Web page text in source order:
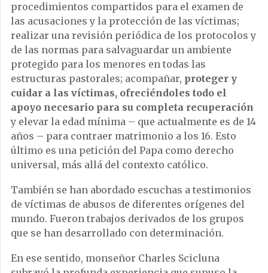
procedimientos compartidos para el examen de
las acusaciones y la protección de las víctimas;
realizar una revisión periódica de los protocolos y
de las normas para salvaguardar un ambiente
protegido para los menores en todas las
estructuras pastorales; acompañar, proteger y
cuidar a las víctimas, ofreciéndoles todo el
apoyo necesario para su completa recuperación
y elevar la edad mínima – que actualmente es de 14
años – para contraer matrimonio a los 16. Esto
último es una petición del Papa como derecho
universal, más allá del contexto católico.
También se han abordado escuchas a testimonios
de víctimas de abusos de diferentes orígenes del
mundo. Fueron trabajos derivados de los grupos
que se han desarrollado con determinación.
En ese sentido, monseñor Charles Scicluna